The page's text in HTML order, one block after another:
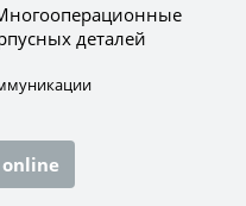
деталей